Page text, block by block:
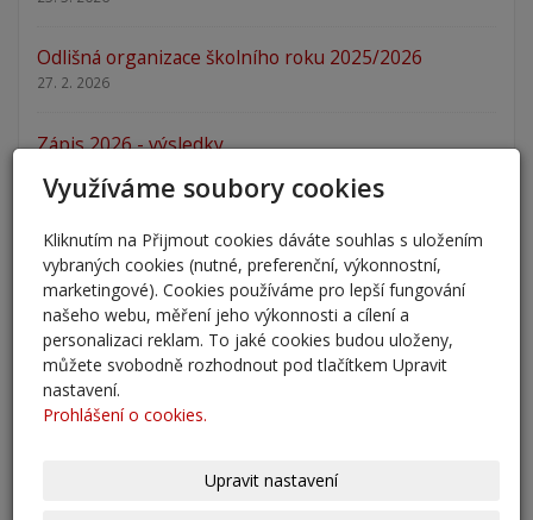
Odlišná organizace školního roku 2025/2026
27. 2. 2026
Zápis 2026 - výsledky
Zápis 2026
14. 1. 2026
Nový školní rok - informace
31. 8. 2025
Pěšky do školy
29. 8. 2025
Využíváme soubory cookies
Kliknutím na Přijmout cookies dáváte souhlas s uložením
vybraných cookies (nutné, preferenční, výkonnostní,
marketingové). Cookies používáme pro lepší fungování
našeho webu, měření jeho výkonnosti a cílení a
personalizaci reklam. To jaké cookies budou uloženy,
můžete svobodně rozhodnout pod tlačítkem Upravit
nastavení.
Prohlášení o cookies.
Upravit nastavení